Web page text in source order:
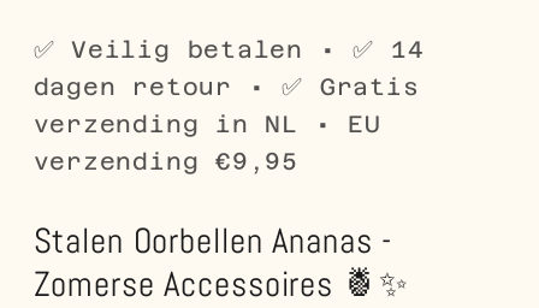
Zomerse
Pineapple
Studs
Zomerse
Pineapple
Studs
✅ Veilig betalen • ✅ 14
dagen retour • ✅ Gratis
verzending in NL • EU
verzending €9,95
Stalen Oorbellen Ananas -
Zomerse Accessoires 🍍✨